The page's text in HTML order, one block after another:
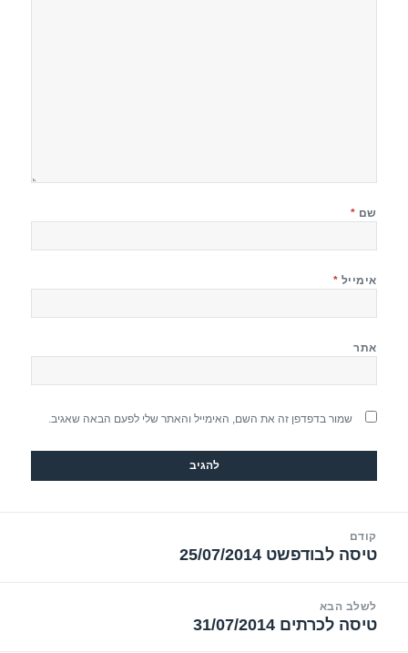
שם *
אימייל *
אתר
שמור בדפדפן זה את השם, האימייל והאתר שלי לפעם הבאה שאגיב.
קודם
הפוסט
טיסה לבודפשט 25/07/2014
לשלב הבא
הפוסט
טיסה לכרתים 31/07/2014